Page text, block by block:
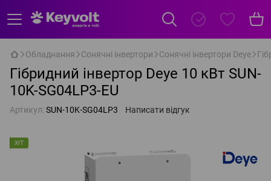
Обладнання Сонячні інвертори Сонячні інвертори Deye
Гібридний інвертор Deye 10 кВт SUN-
10K-SG04LP3-EU
Артикул: SUN-10K-SG04LP3 Написати відгук
ХІТ